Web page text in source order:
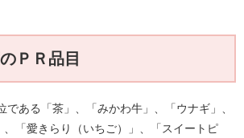
ＰＲ品目
である「茶」、「みかわ牛」、「ウナギ」、
、「愛きらり（いちご）」、「スイートピ